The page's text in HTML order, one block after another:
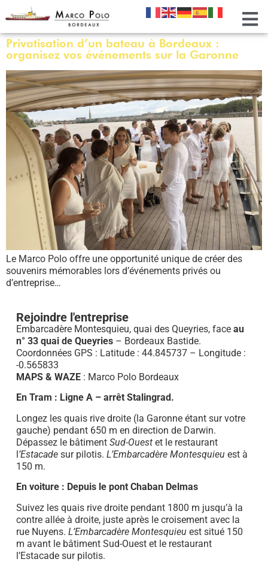
Privatisation d’un bateau à Bordeaux :
organisez vos événements sur la Garonne
Le Marco Polo offre une opportunité unique de créer des
souvenirs mémorables lors d’événements privés ou
d’entreprise…
Rejoindre l'entreprise
Embarcadère Montesquieu, quai des Queyries, face au
n° 33 quai de Queyries– Bordeaux Bastide.
Coordonnées GPS : Latitude : 44.845737 – Longitude :
-0.565833
MAPS & WAZE: Marco Polo Bordeaux
En Tram : Ligne A – arrêt Stalingrad.
Longez les quais rive droite (la Garonne étant sur votre
gauche) pendant 650 m en direction de Darwin.
Dépassez le bâtiment Sud-Ouestet le restaurant
l’Estacadesur pilotis. L’Embarcadère Montesquieu est à
150 m.
En voiture : Depuis le pont Chaban Delmas
Suivez les quais rive droite pendant 1800 m jusqu’à la
contre allée à droite, juste après le croisement avec la
rue Nuyens. L’Embarcadère Montesquieu est situé 150
m avant le bâtiment Sud-Ouest et le restaurant
l’Estacade sur pilotis.